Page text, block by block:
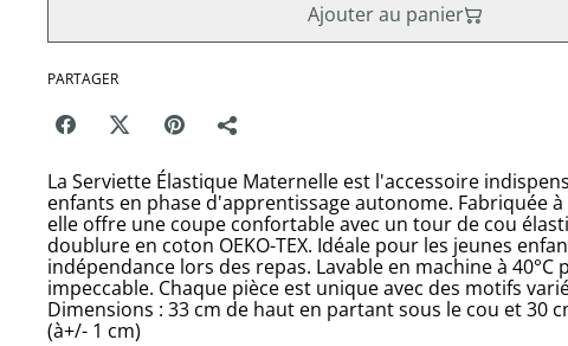
Ajouter au panier
PARTAGER
La Serviette Élastique Maternelle est l'accessoire
enfants en phase d'apprentissage autonome. Fabriquée
elle offre une coupe confortable avec un tour de cou
doublure en coton OEKO-TEX. Idéale pour les jeunes
indépendance lors des repas. Lavable en machine à 40°C
impeccable. Chaque pièce est unique avec des motifs
Dimensions : 33 cm de haut en partant sous le cou et 30
(à+/- 1 cm)